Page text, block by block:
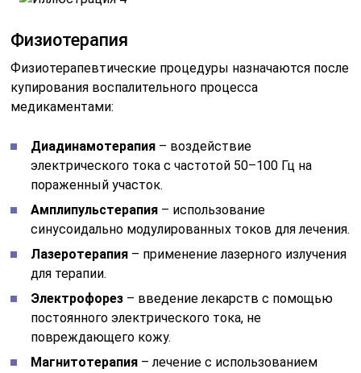
Физиотерапия
Физиотерапевтические процедуры назначаются после
купирования воспалительного процесса
медикаментами:
Диадинамотерапия – воздействие
электрического тока с частотой 50–100 Гц на
пораженный участок.
Амплипульстерапия – использование
синусоидально модулированных токов для лечения.
Лазеротерапия – применение лазерного излучения
для терапии.
Электрофорез – введение лекарств с помощью
постоянного электрического тока, не
повреждающего кожу.
Магнитотерапия – лечение с использованием